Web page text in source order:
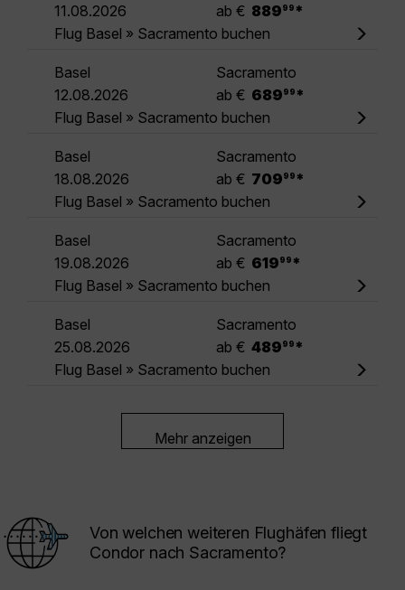
11.08.2026
ab € 889 99 *
Flug Basel » Sacramento buchen
Basel
Sacramento
12.08.2026
ab € 689 99 *
Flug Basel » Sacramento buchen
Basel
Sacramento
18.08.2026
ab € 709 99 *
Flug Basel » Sacramento buchen
Basel
Sacramento
19.08.2026
ab € 619 99 *
Flug Basel » Sacramento buchen
Basel
Sacramento
25.08.2026
ab € 489 99 *
Flug Basel » Sacramento buchen
Mehr anzeigen
Von welchen weiteren Flughäfen fliegt
Condor nach Sacramento?